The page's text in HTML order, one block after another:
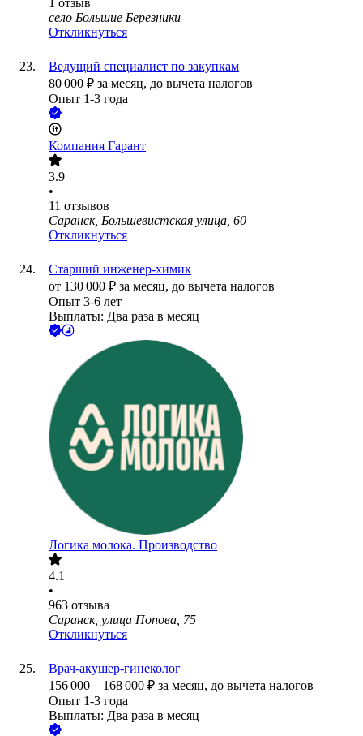
отзыв
село Большие Березники
Откликнуться
Ведущий специалист по закупкам
80 000 ₽ за месяц, до вычета налогов
Опыт 1-3 года
Компания Гарант
3.9
•
11 отзывов
Саранск, Большевистская улица, 60
Откликнуться
Старший инженер-химик
от 130 000 ₽ за месяц, до вычета налогов
Опыт 3-6 лет
Выплаты: Два раза в месяц
Логика молока. Производство
4.1
•
963 отзыва
Саранск, улица Попова, 75
Откликнуться
Врач-акушер-гинеколог
156 000 – 168 000 ₽ за месяц, до вычета налогов
Опыт 1-3 года
Выплаты: Два раза в месяц